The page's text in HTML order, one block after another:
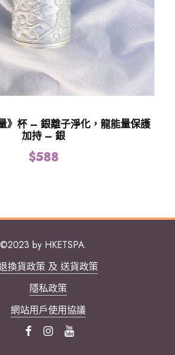
》杯 – 銀離子淨化，龍能量保護
加持 – 銀
$588
©2023 by HKETSPA.
換貨政策 及 送貨政策
隱私政策
網站用戶使用協議